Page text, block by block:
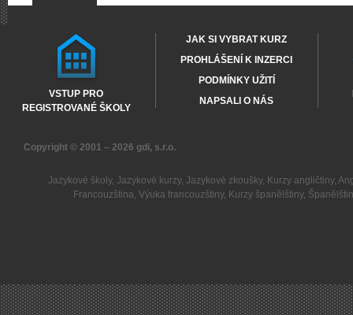
VSTUP PRO
REGISTROVANÉ ŠKOLY
JAK SI VYBRAT KURZ
PROHLÁŠENÍ K INZERCI
PODMÍNKY UŽITÍ
NAPSALI O NÁS
Copyright © 2001 – 2026 gdi, s.r.o.
Jazykové školy, Jazykové kurzy, Jazykové zkoušky, Kurzy angličtiny,
Francouzština,Výuka francouzštiny, Kurzy španělštiny,